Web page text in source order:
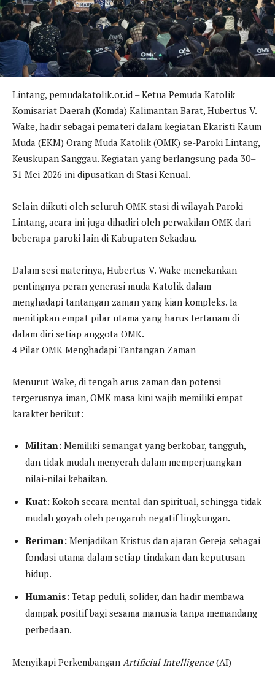
Lintang, pemudakatolik.or.id – Ketua Pemuda Katolik
Komisariat Daerah (Komda) Kalimantan Barat, Hubertus V.
Wake, hadir sebagai pemateri dalam kegiatan Ekaristi Kaum
Muda (EKM) Orang Muda Katolik (OMK) se-Paroki Lintang,
Keuskupan Sanggau. Kegiatan yang berlangsung pada 30–
31 Mei 2026 ini dipusatkan di Stasi Kenual.
Selain diikuti oleh seluruh OMK stasi di wilayah Paroki
Lintang, acara ini juga dihadiri oleh perwakilan OMK dari
beberapa paroki lain di Kabupaten Sekadau.
Dalam sesi materinya, Hubertus V. Wake menekankan
pentingnya peran generasi muda Katolik dalam
menghadapi tantangan zaman yang kian kompleks. Ia
menitipkan empat pilar utama yang harus tertanam di
dalam diri setiap anggota OMK.
4 Pilar OMK Menghadapi Tantangan Zaman
Menurut Wake, di tengah arus zaman dan potensi
tergerusnya iman, OMK masa kini wajib memiliki empat
karakter berikut:
Militan: Memiliki semangat yang berkobar, tangguh,
dan tidak mudah menyerah dalam memperjuangkan
nilai-nilai kebaikan.
Kuat: Kokoh secara mental dan spiritual, sehingga tidak
mudah goyah oleh pengaruh negatif lingkungan.
Beriman: Menjadikan Kristus dan ajaran Gereja sebagai
fondasi utama dalam setiap tindakan dan keputusan
hidup.
Humanis: Tetap peduli, solider, dan hadir membawa
dampak positif bagi sesama manusia tanpa memandang
perbedaan.
Menyikapi Perkembangan Artificial Intelligence(AI)